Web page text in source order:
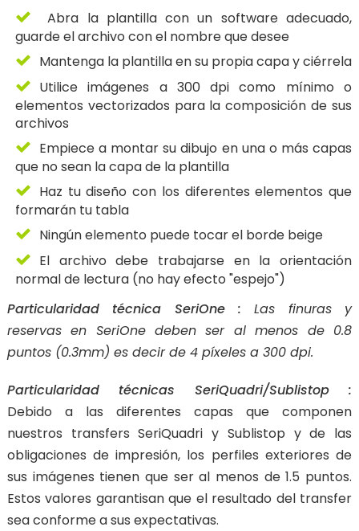
Abra la plantilla con un software adecuado,
guarde el archivo con el nombre que desee
Mantenga la plantilla en su propia capa y ciérrela
Utilice imágenes a 300 dpi como mínimo o
elementos vectorizados para la composición de sus
archivos
Empiece a montar su dibujo en una o más capas
que no sean la capa de la plantilla
Haz tu diseño con los diferentes elementos que
formarán tu tabla
Ningún elemento puede tocar el borde beige
El archivo debe trabajarse en la orientación
normal de lectura (no hay efecto "espejo")
Particularidad técnica SeriOne :Las finuras y
reservas en SeriOne deben ser al menos de 0.8
puntos (0.3mm) es decir de 4 píxeles a 300 dpi.
Particularidad técnicas SeriQuadri/Sublistop :
Debido a las diferentes capas que componen
nuestros transfers SeriQuadri y Sublistop y de las
obligaciones de impresión, los perfiles exteriores de
sus imágenes tienen que ser al menos de 1.5 puntos.
Estos valores garantisan que el resultado del transfer
sea conforme a sus expectativas.